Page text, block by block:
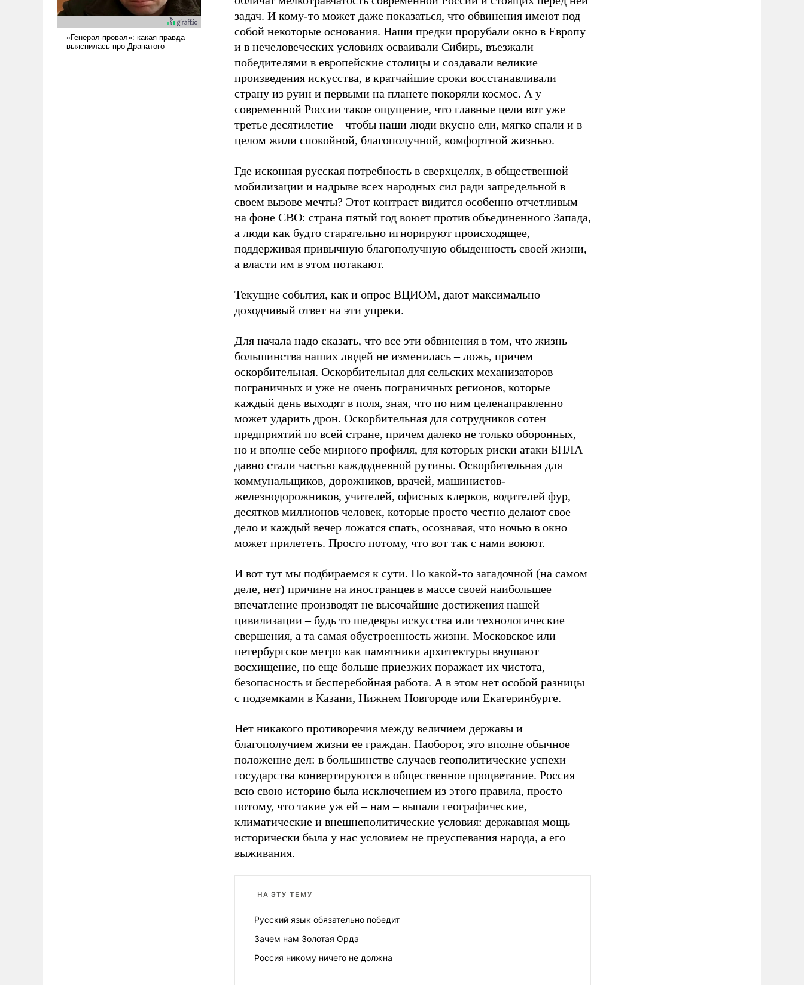
задач. И кому-то может даже показаться, что обвинения имеют под
собой некоторые основания. Наши предки прорубали окно в Европу
и в нечеловеческих условиях осваивали Сибирь, въезжали
победителями в европейские столицы и создавали великие
произведения искусства, в кратчайшие сроки восстанавливали
страну из руин и первыми на планете покоряли космос. А у
современной России такое ощущение, что главные цели вот уже
третье десятилетие – чтобы наши люди вкусно ели, мягко спали и в
целом жили спокойной, благополучной, комфортной жизнью.
Где исконная русская потребность в сверхцелях, в общественной
мобилизации и надрыве всех народных сил ради запредельной в
своем вызове мечты? Этот контраст видится особенно отчетливым
на фоне СВО: страна пятый год воюет против объединенного Запада,
а люди как будто старательно игнорируют происходящее,
поддерживая привычную благополучную обыденность своей жизни,
а власти им в этом потакают.
Текущие события, как и опрос ВЦИОМ, дают максимально
доходчивый ответ на эти упреки.
Для начала надо сказать, что все эти обвинения в том, что жизнь
большинства наших людей не изменилась – ложь, причем
оскорбительная. Оскорбительная для сельских механизаторов
пограничных и уже не очень пограничных регионов, которые
каждый день выходят в поля, зная, что по ним целенаправленно
может ударить дрон. Оскорбительная для сотрудников сотен
предприятий по всей стране, причем далеко не только оборонных,
но и вполне себе мирного профиля, для которых риски атаки БПЛА
давно стали частью каждодневной рутины. Оскорбительная для
коммунальщиков, дорожников, врачей, машинистов-
железнодорожников, учителей, офисных клерков, водителей фур,
десятков миллионов человек, которые просто честно делают свое
дело и каждый вечер ложатся спать, осознавая, что ночью в окно
может прилететь. Просто потому, что вот так с нами воюют.
И вот тут мы подбираемся к сути. По какой-то загадочной (на самом
деле, нет) причине на иностранцев в массе своей наибольшее
впечатление производят не высочайшие достижения нашей
цивилизации – будь то шедевры искусства или технологические
свершения, а та самая обустроенность жизни. Московское или
петербургское метро как памятники архитектуры внушают
восхищение, но еще больше приезжих поражает их чистота,
безопасность и бесперебойная работа. А в этом нет особой разницы
с подземками в Казани, Нижнем Новгороде или Екатеринбурге.
Нет никакого противоречия между величием державы и
благополучием жизни ее граждан. Наоборот, это вполне обычное
положение дел: в большинстве случаев геополитические успехи
государства конвертируются в общественное процветание. Россия
всю свою историю была исключением из этого правила, просто
потому, что такие уж ей – нам – выпали географические,
климатические и внешнеполитические условия: державная мощь
исторически была у нас условием не преуспевания народа, а его
выживания.
НА ЭТУ ТЕМУ
Русский язык обязательно победит
Зачем нам Золотая Орда
Россия никому ничего не должна